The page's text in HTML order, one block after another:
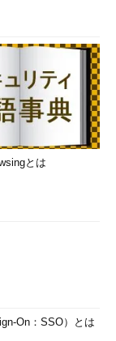
とは
On：SSO）とは